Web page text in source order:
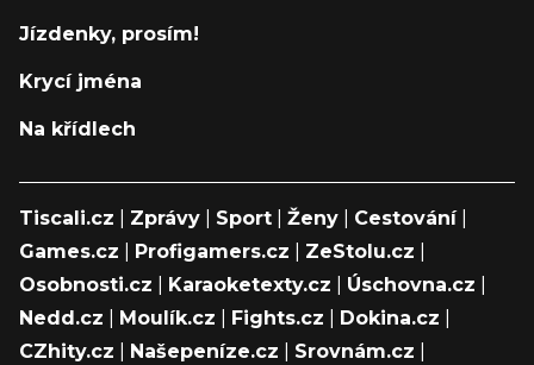
Jízdenky, prosím!
Krycí jména
Na křídlech
Tiscali.cz Zprávy Sport Ženy Cestování|
Games.cz
Profigamers.cz ZeStolu.cz
Osobnosti.cz
Karaoketexty.cz Úschovna.cz
Nedd.cz
Moulík.cz Fights.cz Dokina.cz
CZhity.cz
Našepeníze.cz Srovnám.cz